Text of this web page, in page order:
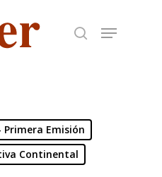
Emisión
Continental